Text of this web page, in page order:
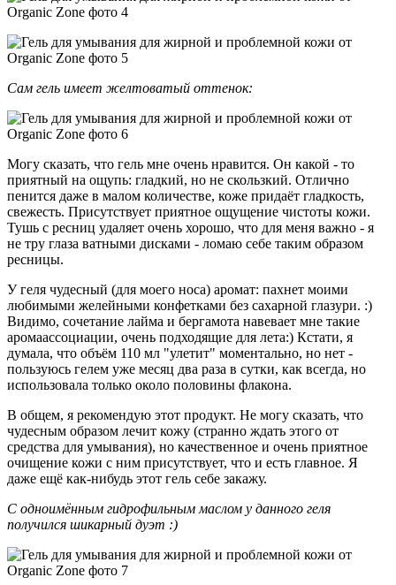
Сам гель имеет желтоватый оттенок:
Могу сказать, что гель мне очень нравится. Он какой - то
приятный на ощупь: гладкий, но не скользкий. Отлично
пенится даже в малом количестве, коже придаёт гладкость,
свежесть. Присутствует приятное ощущение чистоты кожи.
Тушь с ресниц удаляет очень хорошо, что для меня важно - я
не тру глаза ватными дисками - ломаю себе таким образом
ресницы.
У геля чудесный (для моего носа) аромат: пахнет моими
любимыми желейными конфетками без сахарной глазури. :)
Видимо, сочетание лайма и бергамота навевает мне такие
аромаассоциации, очень подходящие для лета:) Кстати, я
думала, что объём 110 мл "улетит" моментально, но нет -
пользуюсь гелем уже месяц два раза в сутки, как всегда, но
использовала только около половины флакона.
В общем, я рекомендую этот продукт. Не могу сказать, что
чудесным образом лечит кожу (странно ждать этого от
средства для умывания), но качественное и очень приятное
очищение кожи с ним присутствует, что и есть главное. Я
даже ещё как-нибудь этот гель себе закажу.
С одноимённым гидрофильным маслом у данного геля
получился шикарный дуэт :)